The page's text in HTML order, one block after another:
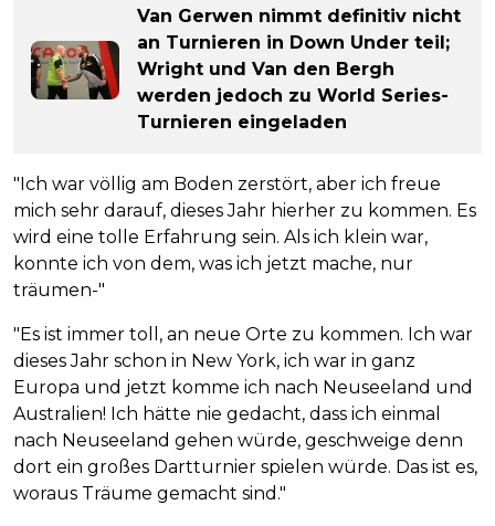
Van Gerwen nimmt definitiv nicht
an Turnieren in Down Under teil;
Wright und Van den Bergh
werden jedoch zu World Series-
Turnieren eingeladen
"Ich war völlig am Boden zerstört, aber ich freue
mich sehr darauf, dieses Jahr hierher zu kommen. Es
wird eine tolle Erfahrung sein. Als ich klein war,
konnte ich von dem, was ich jetzt mache, nur
träumen-"
"Es ist immer toll, an neue Orte zu kommen. Ich war
dieses Jahr schon in New York, ich war in ganz
Europa und jetzt komme ich nach Neuseeland und
Australien! Ich hätte nie gedacht, dass ich einmal
nach Neuseeland gehen würde, geschweige denn
dort ein großes Dartturnier spielen würde. Das ist es,
woraus Träume gemacht sind."